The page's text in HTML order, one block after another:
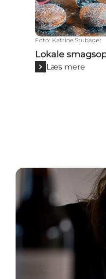
Foto: Katrine Stubager
Lokale
Læs mere